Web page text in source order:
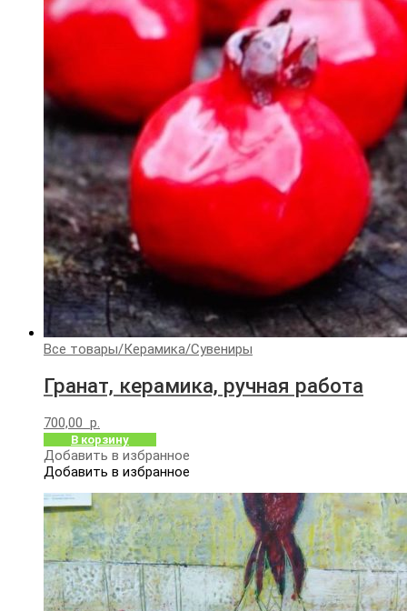
Все товары/Керамика/Сувениры
Гранат, керамика, ручная работа
700,00 р.
В корзину
Добавить в избранное
Добавить в избранное